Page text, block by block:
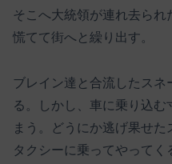
そこへ大統領が連れ去ら
慌てて街へと繰り出す。
ブレイン達と合流したス
る。しかし、車に乗り込む
まう。どうにか逃げ果せ
タクシーに乗ってやって